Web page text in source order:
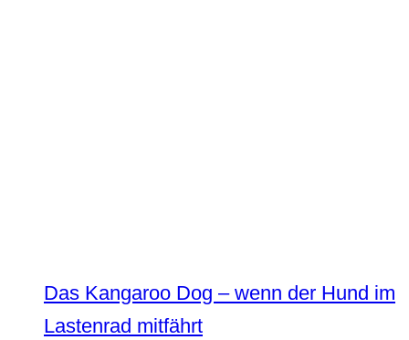
Das Kangaroo Dog – wenn der Hund im
Lastenrad mitfährt